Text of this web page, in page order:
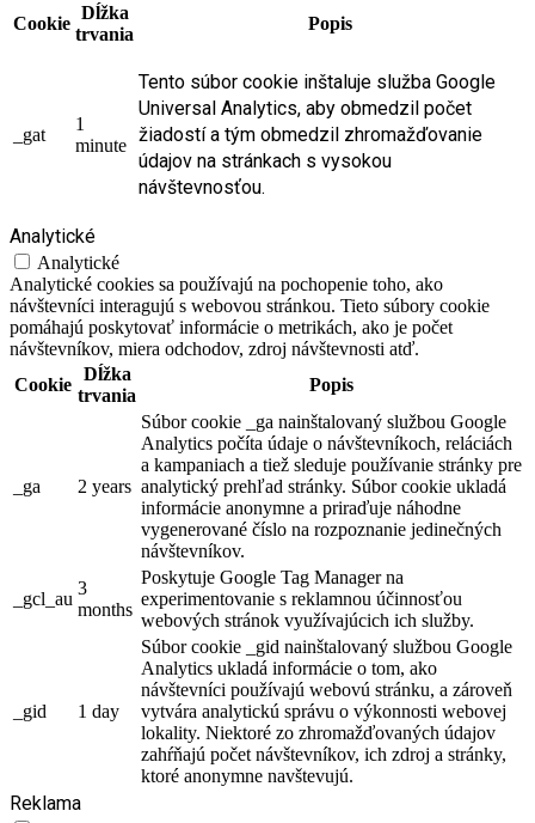
Cookie
Dĺžka
trvania
Popis
_gat
1
minute
Tento súbor cookie inštaluje služba Google
Universal Analytics, aby obmedzil počet
žiadostí a tým obmedzil zhromažďovanie
údajov na stránkach s vysokou
návštevnosťou.
Analytické
Analytické
Analytické cookies sa používajú na pochopenie toho, ako
návštevníci interagujú s webovou stránkou. Tieto súbory cookie
pomáhajú poskytovať informácie o metrikách, ako je počet
návštevníkov, miera odchodov, zdroj návštevnosti atď.
Cookie
Dĺžka
trvania
Popis
_ga 2 years
Súbor cookie _ga nainštalovaný službou Google
Analytics počíta údaje o návštevníkoch, reláciách
a kampaniach a tiež sleduje používanie stránky pre
analytický prehľad stránky. Súbor cookie ukladá
informácie anonymne a priraďuje náhodne
vygenerované číslo na rozpoznanie jedinečných
návštevníkov.
_gcl_au
3
months
Poskytuje Google Tag Manager na
experimentovanie s reklamnou účinnosťou
webových stránok využívajúcich ich služby.
_gid 1 day
Súbor cookie _gid nainštalovaný službou Google
Analytics ukladá informácie o tom, ako
návštevníci používajú webovú stránku, a zároveň
vytvára analytickú správu o výkonnosti webovej
lokality. Niektoré zo zhromažďovaných údajov
zahŕňajú počet návštevníkov, ich zdroj a stránky,
ktoré anonymne navštevujú.
Reklama